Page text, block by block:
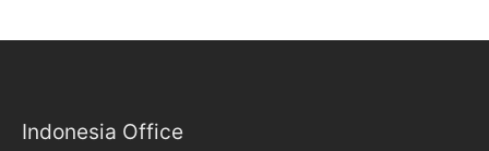
Indonesia Office